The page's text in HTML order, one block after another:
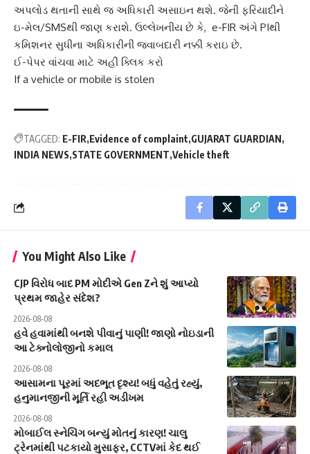
અપલોડ થતાની સાથે જ અધિકારી અસાઇન થશે. જેની ફરિયાદીને
ઇ-મેલ/SMSથી જાણ કરાશે. ઉલ્લેખનીય છે કે, e-FIR અંગે PIથી
કમિશનર સુધીના અધિકારીની જવાબદારી નક્કી કરાઇ છે.
ઈ-પેપર વાંચવા માટે અહીં ક્લિક કરો
If a vehicle or mobile is stolen
TAGGED: E-FIR Evidence of complaint GUJARAT GUARDIAN
INDIA NEWS STATE GOVERNMENT Vehicle theft
You Might Also Like
CJP વિરોધ બાદ PM મોદીએ Gen Zને શું આપ્યો
પ્રથમ જાહેર સંદેશ?
2026-08-08
હવે હવામાંથી બનશે પીવાનું પાણી! જાણો નોઇડાની
આ ટેક્નોલોજીનો કમાલ
2026-08-08
આસામના પૂરમાં અદભૂત દૃશ્ય! બધું વહેતું રહ્યું,
હનુમાનજીની મૂર્તિ રહી અડીખમ
2026-08-08
મોબાઈલ સ્નેચિંગ બન્યું મોતનું કારણ! ચાલુ
ટ્રેનમાંથી પટકાયો મુસાફર, CCTVમાં કેદ થઈ